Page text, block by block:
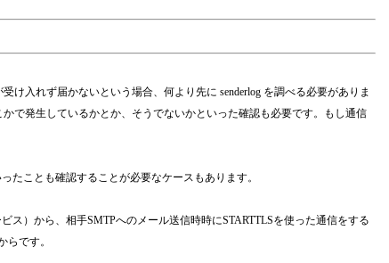
け入れず届かないという場合、何より先に senderlog を調べる必要がありま
で発生しているかとか、そうでないかといった確認も必要です。もし通信
たことも確認することが必要なケースもあります。
ス）から、相手SMTPへのメール送信時時にSTARTTLSを使った通信をする
です。